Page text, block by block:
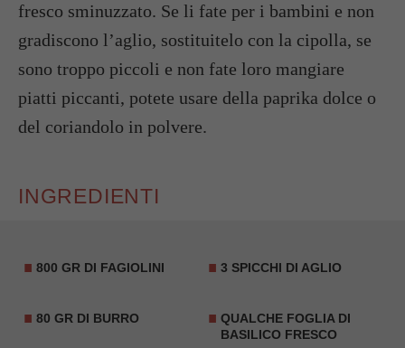
fresco sminuzzato. Se li fate per i bambini e non
gradiscono l’aglio, sostituitelo con la cipolla, se
sono troppo piccoli e non fate loro mangiare
piatti piccanti, potete usare della paprika dolce o
del coriandolo in polvere.
INGREDIENTI
800 GR DI FAGIOLINI 3 SPICCHI DI AGLIO
80 GR DI BURRO
QUALCHE FOGLIA DI
BASILICO FRESCO